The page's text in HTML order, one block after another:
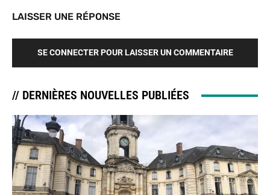
LAISSER UNE RÉPONSE
SE CONNECTER POUR LAISSER UN COMMENTAIRE
// DERNIÈRES NOUVELLES PUBLIÉES